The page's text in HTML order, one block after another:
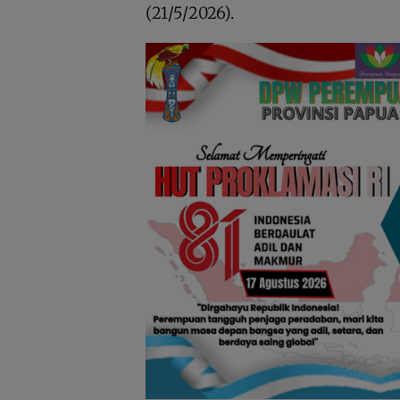
(21/5/2026).